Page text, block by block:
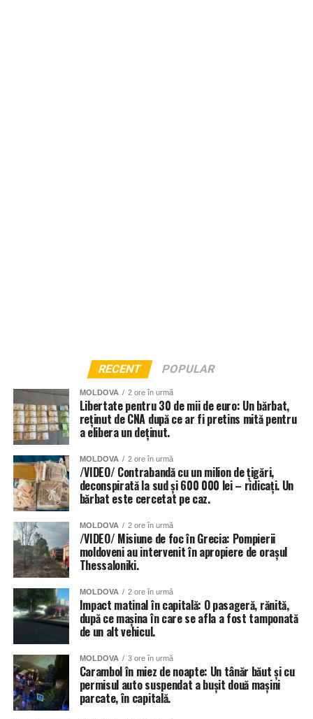
Și instituțiile de învățământ din Chișinău au fost grav
grădinițe din sectoarele Botanica, Buiucani, Centru și
Râșcani. Totuși autoritățile dau asigurări că situația va fi
remediată în cel mai scurt timp.
Inundat a fost și teatrul de Operă și Balet Maria Bieșu, sub
presiunea apei de pe acoperiș, au cedat două țevi.
Inundate au fost și trecerile subterane de pietoni, dar și
RECENT POPULAR
MOLDOVA 2 ore în urmă
Libertate pentru 30 de mii de euro: Un bărbat,
reținut de CNA după ce ar fi pretins mită pentru
a elibera un deținut.
MOLDOVA 2 ore în urmă
/VIDEO/ Contrabandă cu un milion de țigări,
deconspirată la sud și 600 000 lei – ridicați. Un
bărbat este cercetat pe caz.
MOLDOVA 2 ore în urmă
/VIDEO/ Misiune de foc în Grecia: Pompierii
moldoveni au intervenit în apropiere de orașul
Thessaloniki.
MOLDOVA 2 ore în urmă
Impact matinal în capitală: O pasageră, rănită,
după ce mașina în care se afla a fost tamponată
de un alt vehicul.
MOLDOVA 3 ore în urmă
Carambol în miez de noapte: Un tânăr băut și cu
permisul auto suspendat a bușit două mașini
parcate, în capitală.